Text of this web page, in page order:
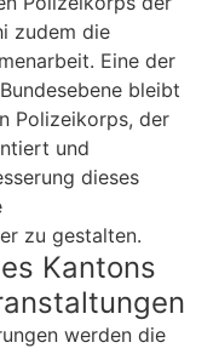
zudem die
Eine der
bleibt
Polizeikorps, der
und
dieses
zu gestalten.
Kantons
werden die